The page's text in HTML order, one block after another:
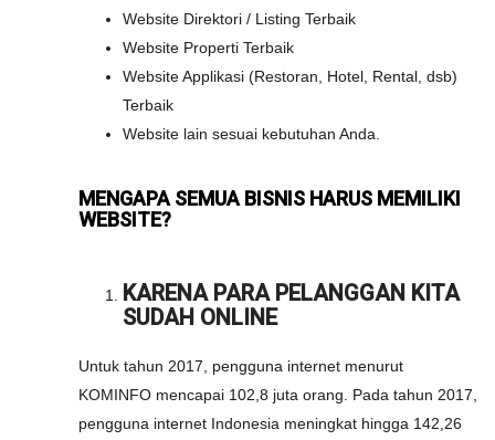
Website Direktori / Listing Terbaik
Website Properti Terbaik
Website Applikasi (Restoran, Hotel, Rental, dsb)
Terbaik
Website lain sesuai kebutuhan Anda.
MENGAPA SEMUA BISNIS HARUS MEMILIKI
WEBSITE?
KARENA PARA PELANGGAN KITA
SUDAH ONLINE
Untuk tahun 2017, pengguna internet menurut
KOMINFO mencapai 102,8 juta orang. Pada tahun 2017,
pengguna internet Indonesia meningkat hingga 142,26